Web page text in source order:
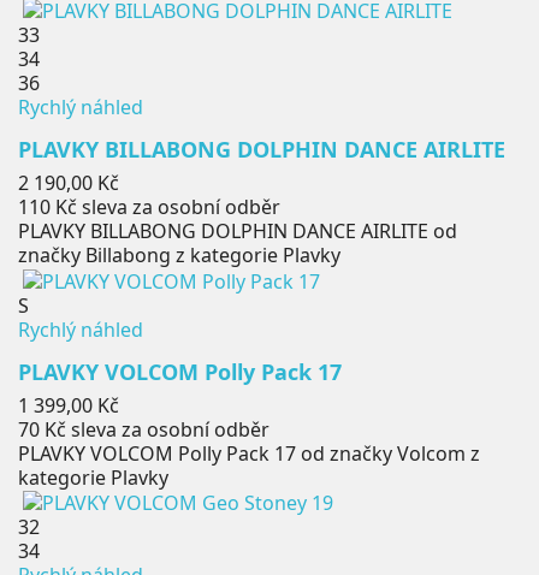
33
34
36
Rychlý náhled
PLAVKY BILLABONG DOLPHIN DANCE AIRLITE
Cena
2 190,00 Kč
110 Kč sleva za osobní odběr
PLAVKY BILLABONG DOLPHIN DANCE AIRLITE od
značky Billabong z kategorie Plavky
S
Rychlý náhled
PLAVKY VOLCOM Polly Pack 17
Cena
1 399,00 Kč
70 Kč sleva za osobní odběr
PLAVKY VOLCOM Polly Pack 17 od značky Volcom z
kategorie Plavky
32
34